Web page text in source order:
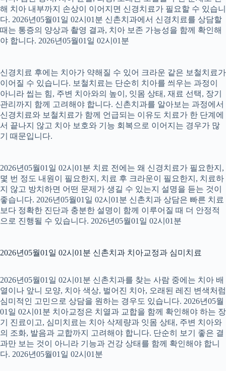
해 치아 내부까지 손상이 이어지면 신경치료가 필요할 수 있습니
다. 2026년05월01일 02시01분 신촌치과에서 신경치료를 상담할
때는 통증의 양상과 촬영 결과, 치아 보존 가능성을 함께 확인해
야 합니다. 2026년05월01일 02시01분
신경치료 후에는 치아가 약해질 수 있어 크라운 같은 보철치료가
이어질 수 있습니다. 보철치료는 단순히 치아를 씌우는 과정이
아니라 씹는 힘, 주변 치아와의 높이, 잇몸 상태, 재료 선택, 장기
관리까지 함께 고려해야 합니다. 신촌치과를 알아보는 과정에서
신경치료와 보철치료가 함께 언급되는 이유도 치료가 한 단계에
서 끝나지 않고 치아 보호와 기능 회복으로 이어지는 경우가 많
기 때문입니다.
2026년05월01일 02시01분 치료 전에는 왜 신경치료가 필요한지,
몇 번 정도 내원이 필요한지, 치료 후 크라운이 필요한지, 치료하
지 않고 방치하면 어떤 문제가 생길 수 있는지 설명을 듣는 것이
좋습니다. 2026년05월01일 02시01분 신촌치과 상담은 빠른 치료
보다 정확한 진단과 충분한 설명이 함께 이루어질 때 더 안정적
으로 진행될 수 있습니다. 2026년05월01일 02시01분
2026년05월01일 02시01분 신촌치과 치아교정과 심미치료
2026년05월01일 02시01분 신촌치과를 찾는 사람 중에는 치아 배
열이나 앞니 모양, 치아 색상, 벌어진 치아, 오래된 레진 변색처럼
심미적인 고민으로 상담을 원하는 경우도 있습니다. 2026년05월
01일 02시01분 치아교정은 치열과 교합을 함께 확인해야 하는 장
기 진료이고, 심미치료는 치아 삭제량과 잇몸 상태, 주변 치아와
의 조화, 발음과 교합까지 고려해야 합니다. 단순히 보기 좋은 결
과만 보는 것이 아니라 기능과 건강 상태를 함께 확인해야 합니
다. 2026년05월01일 02시01분